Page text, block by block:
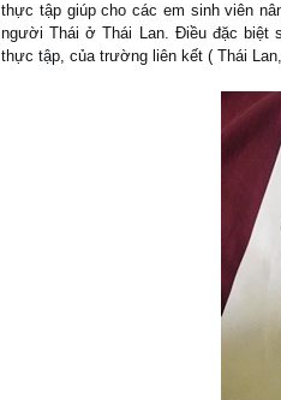
thực tập giúp cho các em sinh viên
người Thái ở Thái Lan. Điều đặc biệt
thực tập, của trường liên kết ( Thái